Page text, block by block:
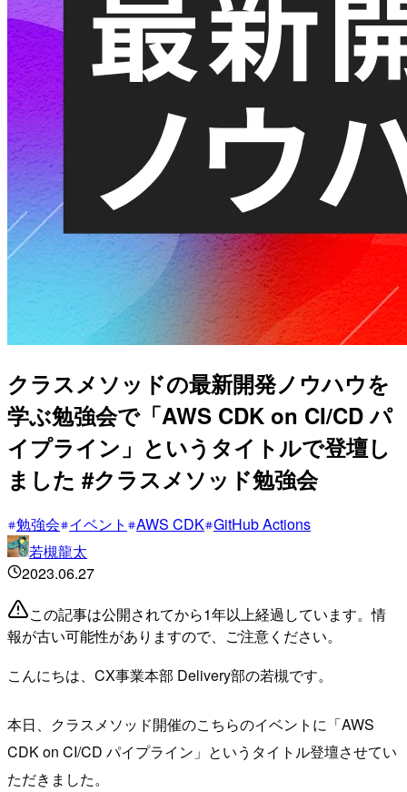
クラスメソッドの最新開発ノウハウを
学ぶ勉強会で「AWS CDK on CI/CD パ
イプライン」というタイトルで登壇し
ました #クラスメソッド勉強会
勉強会 イベント AWS CDK GitHub Actions
若槻龍太
2023.06.27
この記事は公開されてから1年以上経過しています。情
報が古い可能性がありますので、ご注意ください。
こんにちは、CX事業本部 Delivery部の若槻です。
本日、クラスメソッド開催のこちらのイベントに「AWS
CDK on CI/CD パイプライン」というタイトル登壇させてい
ただきました。